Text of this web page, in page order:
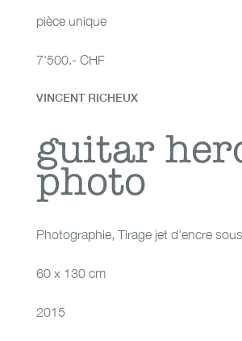
pièce unique
7'500.- CHF
guitar hero
VINCENT RICHEUX
guitar
photo
Photographie, Tirage jet d'encre
60 x 130 cm
2015